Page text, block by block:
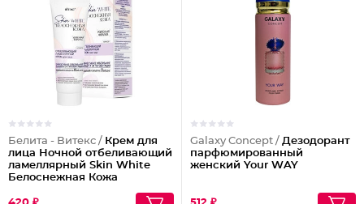
Белита - Витекс / Крем для
лица Ночной отбеливающий
ламеллярный Skin White
Белоснежная Кожа
Galaxy Concept / Дезодорант
парфюмированный
женский Your WAY